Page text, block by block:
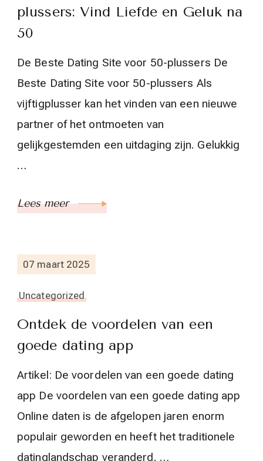
plussers: Vind Liefde en Geluk na
50
De Beste Dating Site voor 50-plussers De
Beste Dating Site voor 50-plussers Als
vijftigplusser kan het vinden van een nieuwe
partner of het ontmoeten van
gelijkgestemden een uitdaging zijn. Gelukkig
…
Lees meer
07 maart 2025
Uncategorized
Ontdek de voordelen van een
goede dating app
Artikel: De voordelen van een goede dating
app De voordelen van een goede dating app
Online daten is de afgelopen jaren enorm
populair geworden en heeft het traditionele
datinglandschap veranderd. …